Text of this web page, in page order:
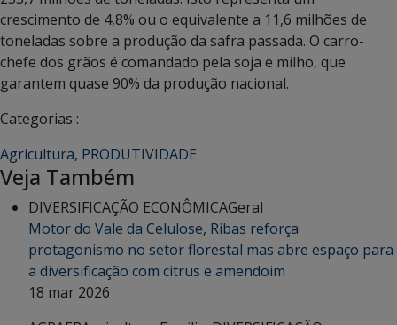
crescimento de 4,8% ou o equivalente a 11,6 milhões de
toneladas sobre a produção da safra passada. O carro-
chefe dos grãos é comandado pela soja e milho, que
garantem quase 90% da produção nacional.
Categorias :
Agricultura, PRODUTIVIDADE
Veja Também
DIVERSIFICAÇÃO ECONÔMICAGeral
Motor do Vale da Celulose, Ribas reforça
protagonismo no setor florestal mas abre espaço para
a diversificação com citrus e amendoim
18 mar 2026